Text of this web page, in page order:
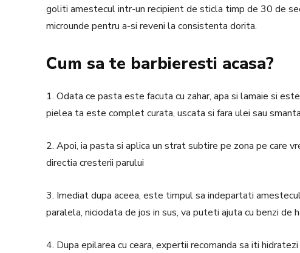
goliti amestecul intr-un recipient de sticla timp de 30 de
microunde pentru a-si reveni la consistenta dorita.
Cum sa te barbieresti acasa?
1. Odata ce pasta este facuta cu zahar, apa si lamaie si
pielea ta este complet curata, uscata si fara ulei sau
2. Apoi, ia pasta si aplica un strat subtire pe zona pe care
directia cresterii parului
3. Imediat dupa aceea, este timpul sa indepartati
paralela, niciodata de jos in sus, va puteti ajuta cu benzi de
4. Dupa epilarea cu ceara, expertii recomanda sa iti